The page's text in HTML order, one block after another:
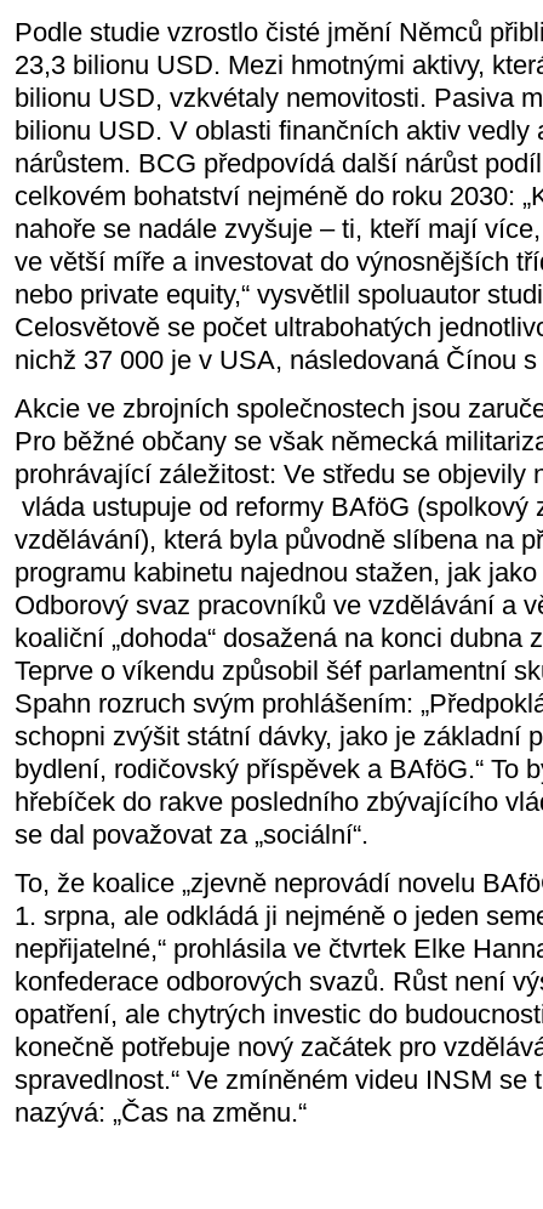
Podle studie vzrostlo čisté jmění Němců
23,3 bilionu USD. Mezi hmotnými aktivy,
bilionu USD, vzkvétaly nemovitosti. Pasiva
bilionu USD. V oblasti finančních aktiv vedly
nárůstem. BCG předpovídá další nárůst
celkovém bohatství nejméně do roku 2030:
nahoře se nadále zvyšuje – ti, kteří mají
ve větší míře a investovat do výnosnějších
nebo private equity,“ vysvětlil spoluautor
Celosvětově se počet ultrabohatých
nichž 37 000 je v USA, následovaná Čínou s
Akcie ve zbrojních společnostech jsou
Pro běžné občany se však německá
prohrávající záležitost: Ve středu se objevily
vláda ustupuje od reformy BAföG (spolkový
vzdělávání), která byla původně slíbena na
programu kabinetu najednou stažen, jak
Odborový svaz pracovníků ve vzdělávání a
koaliční „dohoda“ dosažená na konci dubna
Teprve o víkendu způsobil šéf parlamentní
Spahn rozruch svým prohlášením:
schopni zvýšit státní dávky, jako je základní
bydlení, rodičovský příspěvek a BAföG.“ To
hřebíček do rakve posledního zbývajícího
se dal považovat za „sociální“.
To, že koalice „zjevně neprovádí novelu
1. srpna, ale odkládá ji nejméně o jeden
nepřijatelné,“ prohlásila ve čtvrtek Elke
konfederace odborových svazů. Růst není
opatření, ale chytrých investic do
konečně potřebuje nový začátek pro
spravedlnost.“ Ve zmíněném videu INSM se
nazývá: „Čas na změnu.“